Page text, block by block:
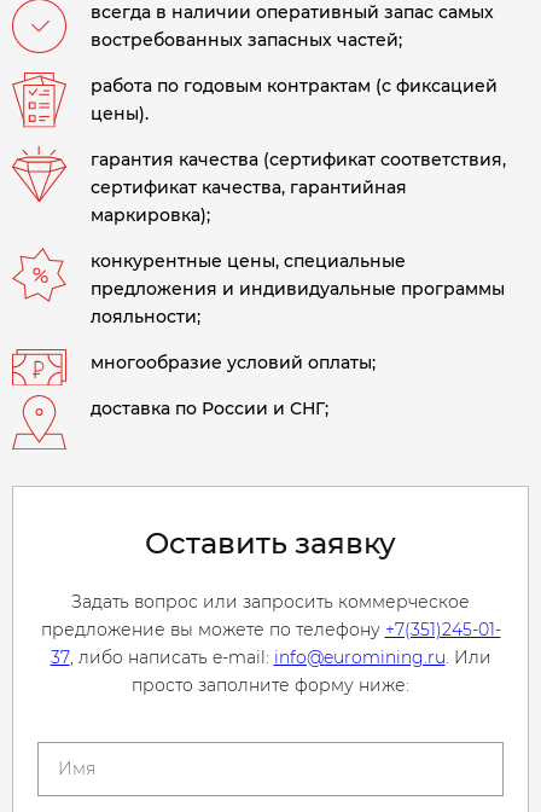
всегда в наличии оперативный запас самых
востребованных запасных частей;
работа по годовым контрактам (с фиксацией
цены).
гарантия качества (сертификат соответствия,
сертификат качества, гарантийная
маркировка);
конкурентные цены, специальные
предложения и индивидуальные программы
лояльности;
многообразие условий оплаты;
доставка по России и СНГ;
Оставить заявку
Задать вопрос или запросить коммерческое
предложение вы можете по телефону +7(351)245-01-
37, либо написать e-mail: info@euromining.ru. Или
просто заполните форму ниже: